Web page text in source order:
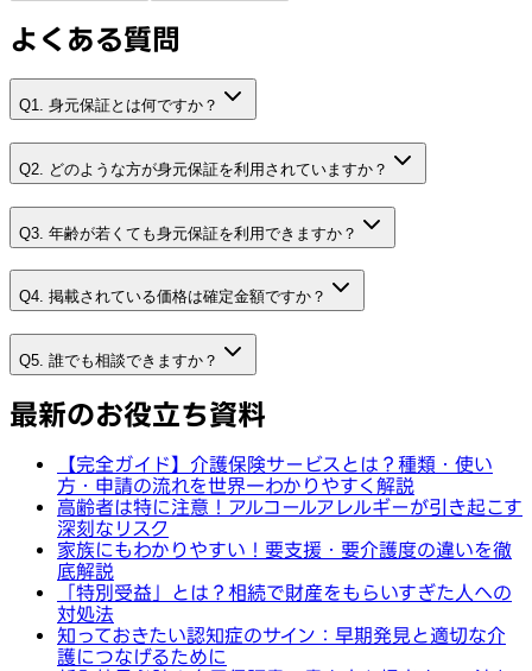
よくある質問
Q1. 身元保証とは何ですか？
Q2. どのような方が身元保証を利用されていますか？
Q3. 年齢が若くても身元保証を利用できますか？
Q4. 掲載されている価格は確定金額ですか？
Q5. 誰でも相談できますか？
最新のお役立ち資料
【完全ガイド】介護保険サービスとは？種類・使い
方・申請の流れを世界一わかりやすく解説
高齢者は特に注意！アルコールアレルギーが引き起こす
深刻なリスク
家族にもわかりやすい！要支援・要介護度の違いを徹
底解説
「特別受益」とは？相続で財産をもらいすぎた人への
対処法
知っておきたい認知症のサイン：早期発見と適切な介
護につなげるために